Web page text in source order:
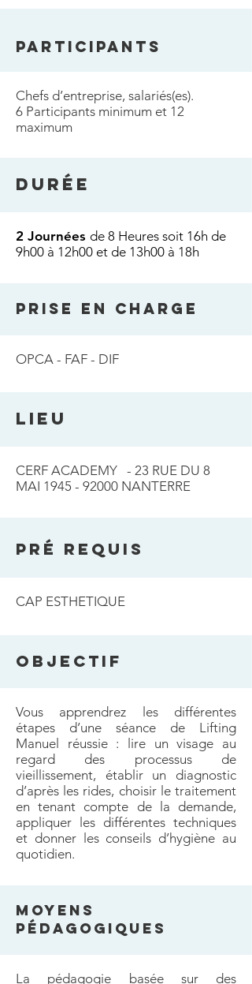
PARTICIPANTS
Chefs d’entreprise, salariés(es).
6 Participants minimum et 12
maximum
DURée
2 Journées de 8 Heures soit 16h de
9h00 à 12h00 et de 13h00 à 18h
PRISE EN CHARGE
OPCA - FAF - DIF
LIEU
CERF ACADEMY - 23 RUE DU 8
MAI 1945 - 92000 NANTERRE
Pré Requis
CAP ESTHETIQUE
OBJECTIF
Vous apprendrez les différentes
étapes d’une séance de Lifting
Manuel réussie : lire un visage au
regard des processus de
vieillissement, établir un diagnostic
d’après les rides, choisir le traitement
en tenant compte de la demande,
appliquer les différentes techniques
et donner les conseils d’hygiène au
quotidien.
MOYENS
PéDAGOGIQUES
La pédagogie basée sur des